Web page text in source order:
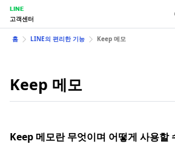
LINE
고객센터
홈 LINE의 편리한 기능 Keep 메모
Keep 메모
Keep 메모란 무엇이며 어떻게 사용할